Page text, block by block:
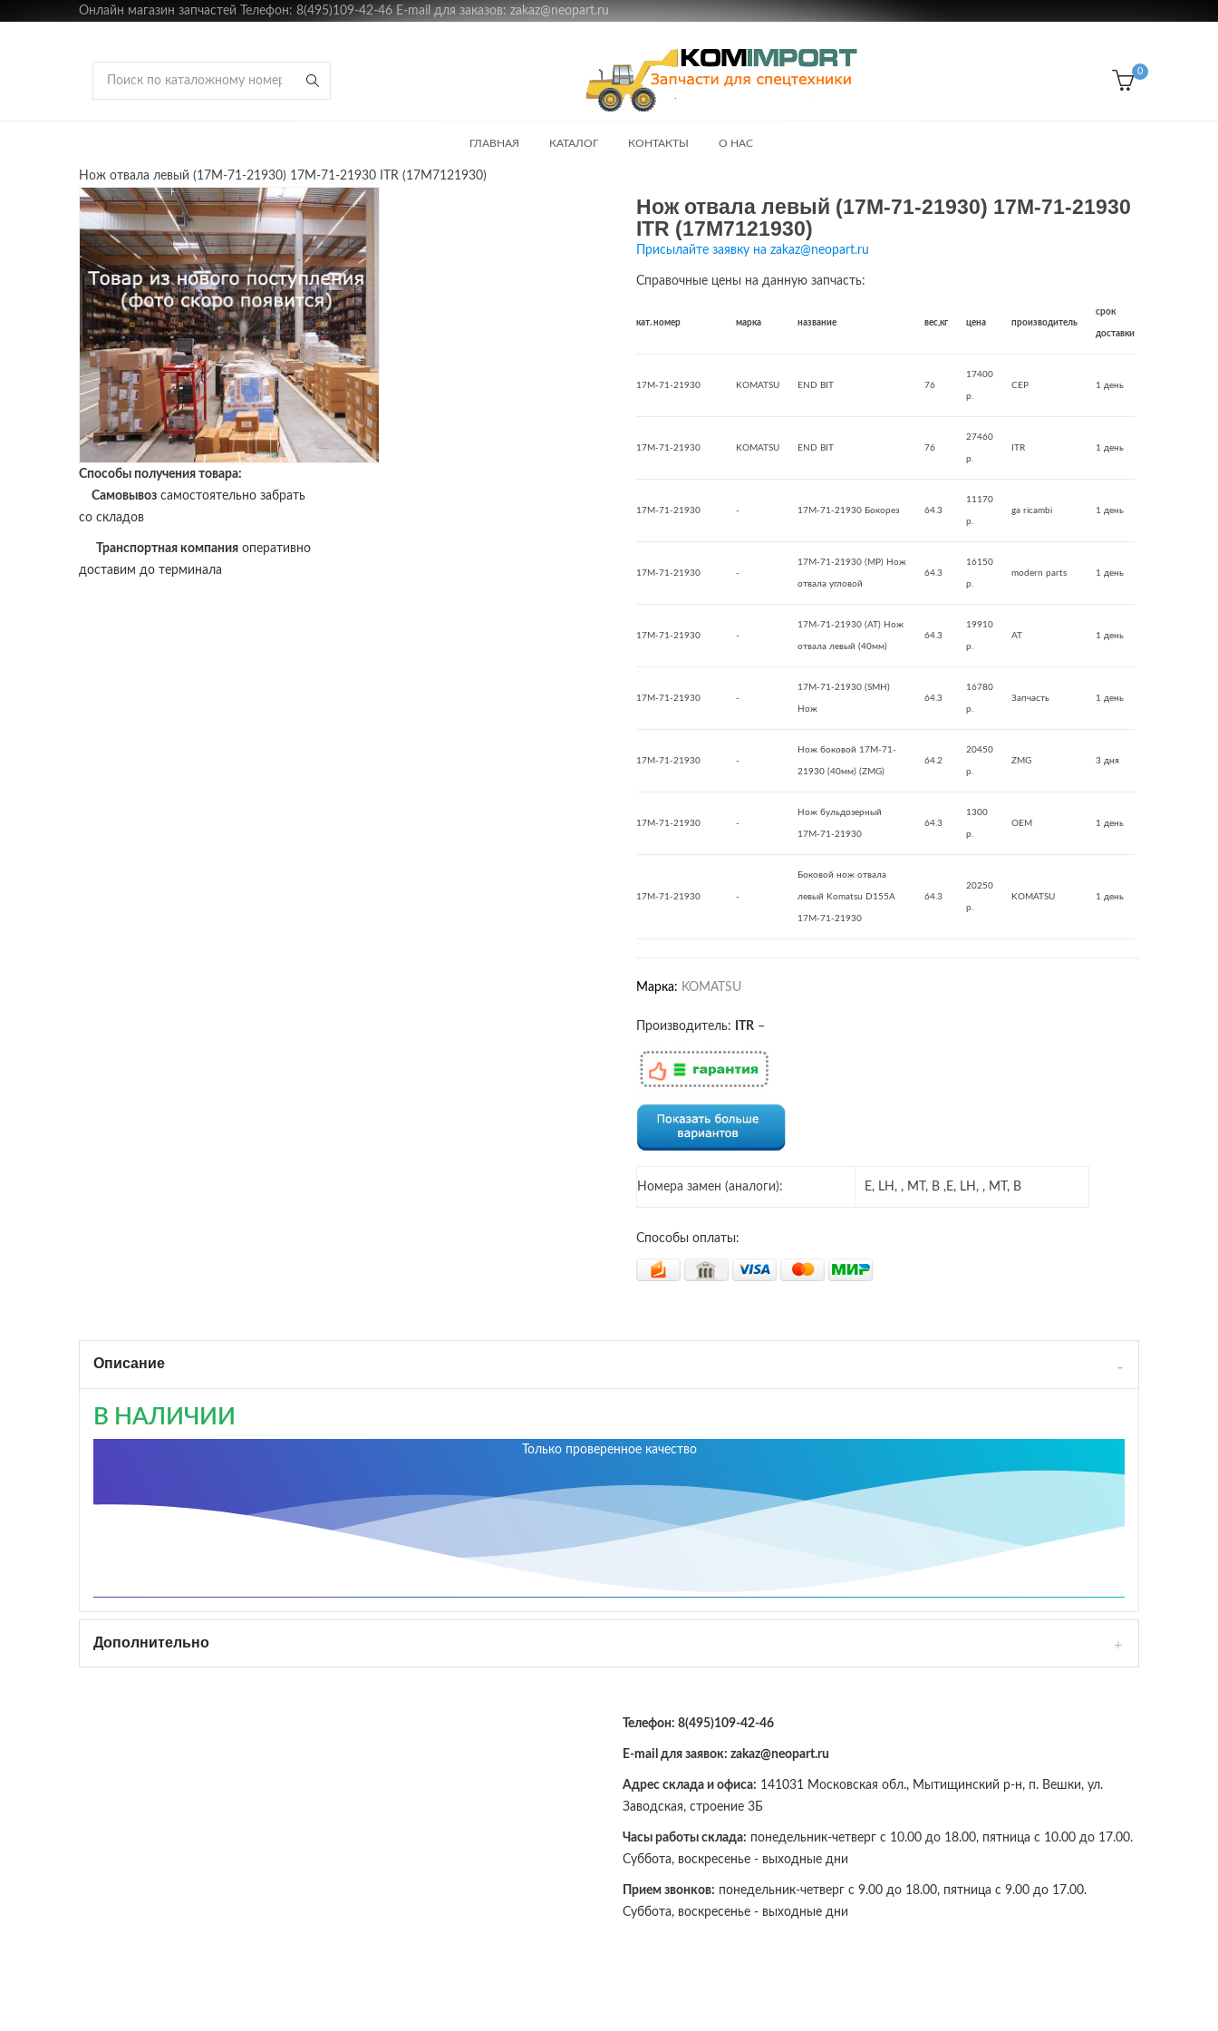
Онлайн магазин запчастей Телефон: 8(495)109-42-46 E-mail для заказов: zakaz@neopart.ru
0
ГЛАВНАЯ КАТАЛОГ КОНТАКТЫ О НАС
Нож отвала левый (17M-71-21930) 17M-71-21930 ITR (17M7121930)
Способы получения товара:
Самовывоз самостоятельно забрать
со складов
Транспортная компания оперативно
доставим до терминала
Нож отвала левый (17M-71-21930) 17M-71-21930
ITR (17M7121930)
Присылайте заявку на zakaz@neopart.ru
Справочные цены на данную запчасть:
кат. номер марка название вес,кг цена производитель
срок
доставки
17M-71-21930 KOMATSU END BIT 76
17400
р.
CEP 1 день
17M-71-21930 KOMATSU END BIT 76
27460
р.
ITR 1 день
17M-71-21930 - 17M-71-21930 Бокорез 64.3
11170
р.
ga ricambi 1 день
17M-71-21930 -
17M-71-21930 (MP) Нож
отвала угловой
64.3
16150
р.
modern parts 1 день
17M-71-21930 -
17M-71-21930 (AT) Нож
отвала левый (40мм)
64.3
19910
р.
AT 1 день
17M-71-21930 -
17M-71-21930 (SMH)
Нож
64.3
16780
р.
Запчасть 1 день
17M-71-21930 -
Нож боковой 17M-71-
21930 (40мм) (ZMG)
64.2
20450
р.
ZMG 3 дня
17M-71-21930 -
Нож бульдозерный
17M-71-21930
64.3
1300
р.
OEM 1 день
17M-71-21930 -
Боковой нож отвала
левый Komatsu D155A
17M-71-21930
64.3
20250
р.
KOMATSU 1 день
Марка: KOMATSU
Производитель: ITR –
Номера замен (аналоги): E, LH, , MT, B ,E, LH, , MT, B
Способы оплаты:
Описание
В НАЛИЧИИ
Только проверенное качество
Дополнительно
Телефон: 8(495)109-42-46
E-mail для заявок: zakaz@neopart.ru
Адрес склада и офиса: 141031 Московская обл., Мытищинский р-н, п. Вешки, ул.
Заводская, строение 3Б
Часы работы склада: понедельник-четверг с 10.00 до 18.00, пятница с 10.00 до 17.00.
Суббота, воскресенье - выходные дни
Прием звонков: понедельник-четверг с 9.00 до 18.00, пятница с 9.00 до 17.00.
Суббота, воскресенье - выходные дни